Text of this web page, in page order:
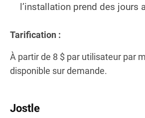
l’installation prend des jours
Tarification :
À partir de 8 $ par utilisateur par
disponible sur demande.
Jostle